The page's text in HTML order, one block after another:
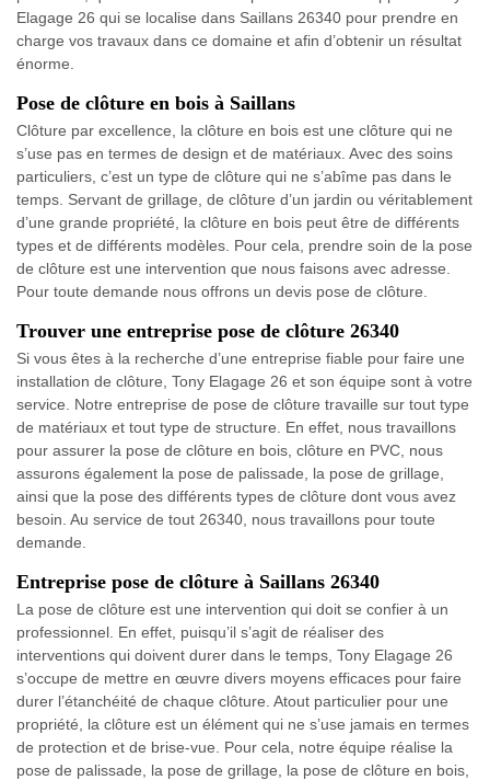
Elagage 26 qui se localise dans Saillans 26340 pour prendre en
charge vos travaux dans ce domaine et afin d’obtenir un résultat
énorme.
Pose de clôture en bois à Saillans
Clôture par excellence, la clôture en bois est une clôture qui ne
s’use pas en termes de design et de matériaux. Avec des soins
particuliers, c’est un type de clôture qui ne s’abîme pas dans le
temps. Servant de grillage, de clôture d’un jardin ou véritablement
d’une grande propriété, la clôture en bois peut être de différents
types et de différents modèles. Pour cela, prendre soin de la pose
de clôture est une intervention que nous faisons avec adresse.
Pour toute demande nous offrons un devis pose de clôture.
Trouver une entreprise pose de clôture 26340
Si vous êtes à la recherche d’une entreprise fiable pour faire une
installation de clôture, Tony Elagage 26 et son équipe sont à votre
service. Notre entreprise de pose de clôture travaille sur tout type
de matériaux et tout type de structure. En effet, nous travaillons
pour assurer la pose de clôture en bois, clôture en PVC, nous
assurons également la pose de palissade, la pose de grillage,
ainsi que la pose des différents types de clôture dont vous avez
besoin. Au service de tout 26340, nous travaillons pour toute
demande.
Entreprise pose de clôture à Saillans 26340
La pose de clôture est une intervention qui doit se confier à un
professionnel. En effet, puisqu’il s’agit de réaliser des
interventions qui doivent durer dans le temps, Tony Elagage 26
s’occupe de mettre en œuvre divers moyens efficaces pour faire
durer l’étanchéité de chaque clôture. Atout particulier pour une
propriété, la clôture est un élément qui ne s’use jamais en termes
de protection et de brise-vue. Pour cela, notre équipe réalise la
pose de palissade, la pose de grillage, la pose de clôture en bois,